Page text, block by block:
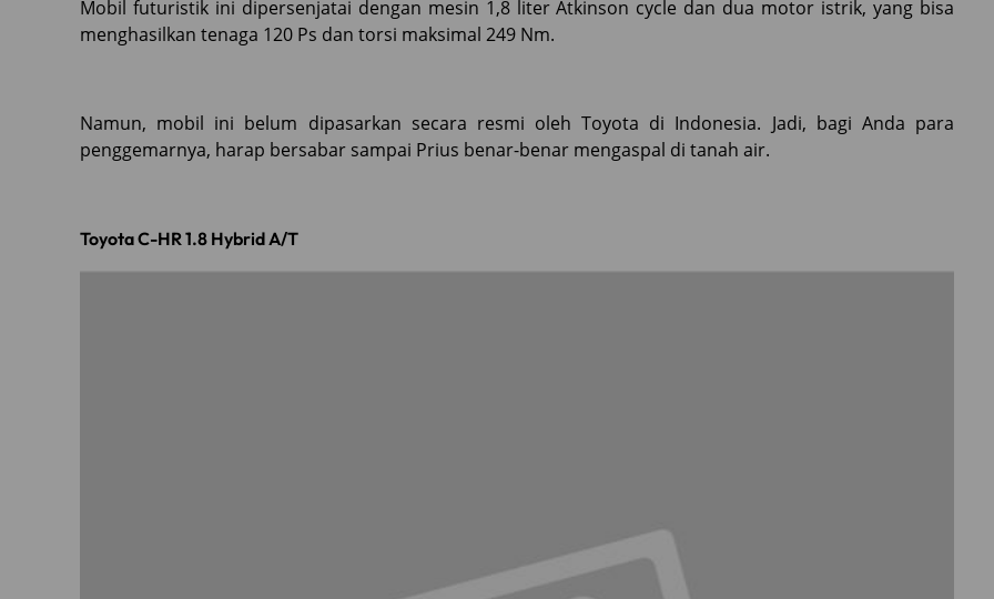
Mobil futuristik ini dipersenjatai dengan mesin 1,8 liter Atkinson cycle dan dua motor istrik, yang bisa
menghasilkan tenaga 120 Ps dan torsi maksimal 249 Nm.
Namun, mobil ini belum dipasarkan secara resmi oleh Toyota di Indonesia. Jadi, bagi Anda para
penggemarnya, harap bersabar sampai Prius benar-benar mengaspal di tanah air.
Toyota C-HR 1.8 Hybrid A/T